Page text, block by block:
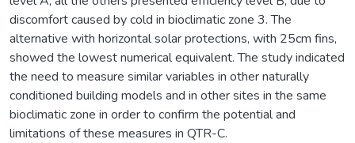
discomfort caused by cold in bioclimatic zone 3. The
alternative with horizontal solar protections, with 25cm fins,
showed the lowest numerical equivalent. The study indicated
the need to measure similar variables in other naturally
conditioned building models and in other sites in the same
bioclimatic zone in order to confirm the potential and
limitations of these measures in QTR-C.